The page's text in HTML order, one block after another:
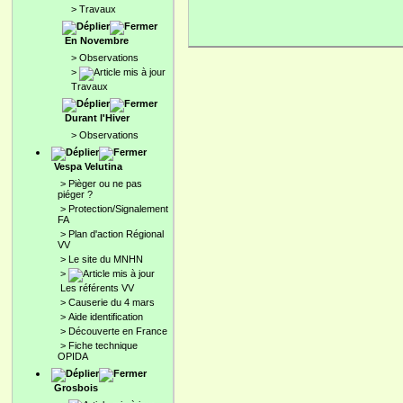
> Travaux
En Novembre
> Observations
>
Travaux
Durant l'Hiver
> Observations
Vespa Velutina
> Pièger ou ne pas
piéger ?
> Protection/Signalement
FA
> Plan d'action Régional
VV
> Le site du MNHN
>
Les référents VV
> Causerie du 4 mars
> Aide identification
> Découverte en France
> Fiche technique
OPIDA
Grosbois